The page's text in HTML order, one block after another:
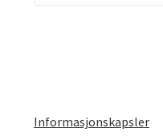
Informasjonskapsler